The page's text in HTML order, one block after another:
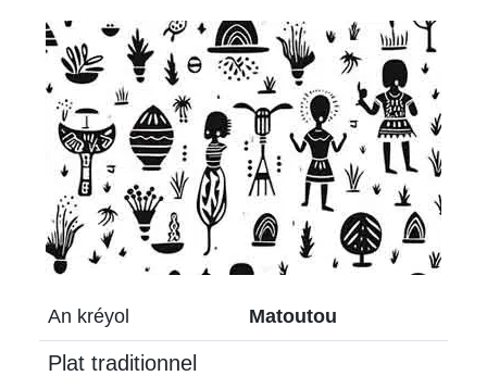
An kréyol Matoutou
Plat traditionnel